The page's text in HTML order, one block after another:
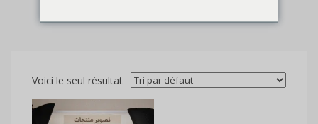
Voici le seul résultat